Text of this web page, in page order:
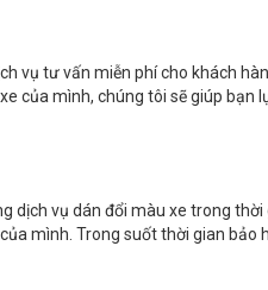
vụ tư vấn miễn phí cho khách
của mình, chúng tôi sẽ giúp bạn
dịch vụ dán đổi màu xe trong thời
mình. Trong suốt thời gian bảo